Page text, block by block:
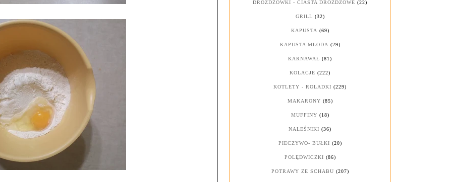
DROŻDŻÓWKI - CIASTA DROŻDŻOWE (22)
GRILL (32)
KAPUSTA (69)
KAPUSTA MŁODA (29)
KARNAWAŁ (81)
KOLACJE (222)
KOTLETY - ROLADKI (229)
MAKARONY (85)
MUFFINY (18)
NALEŚNIKI (36)
PIECZYWO- BUŁKI (20)
POLĘDWICZKI (86)
POTRAWY ZE SCHABU (207)